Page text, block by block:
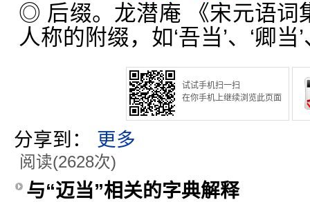
◎ 后缀。龙潜庵 《宋元语词
人称的附缀，如‘吾当’、‘卿当
试试手机扫一扫
在你手机上继续浏览此页面
分享到： 更多
阅读(2628次)
与“迈当”相关的字典解释